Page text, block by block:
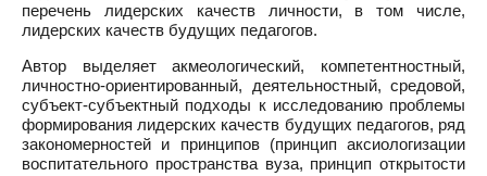
перечень лидерских качеств личности, в том числе,
лидерских качеств будущих педагогов.
Автор выделяет акмеологический, компетентностный,
личностно-ориентированный, деятельностный, средовой,
субъект-субъектный подходы к исследованию проблемы
формирования лидерских качеств будущих педагогов, ряд
закономерностей и принципов (принцип аксиологизации
воспитательного пространства вуза, принцип открытости